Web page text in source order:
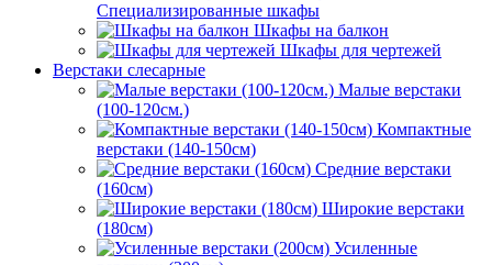
Специализированные шкафы
Шкафы на балкон
Шкафы для чертежей
Верстаки слесарные
Малые верстаки
(100-120см.)
Компактные
верстаки (140-150см)
Средние верстаки
(160см)
Широкие верстаки
(180см)
Усиленные